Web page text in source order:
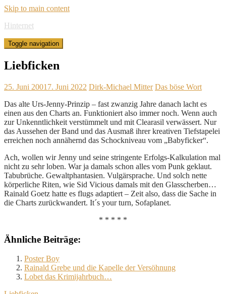
Skip to main content
Hinternet
Toggle navigation
Liebficken
25. Juni 2001 7. Juni 2022 Dirk-Michael Mitter Das böse Wort
Das alte Urs-Jenny-Prinzip – fast zwanzig Jahre danach lacht es
einen aus den Charts an. Funktioniert also immer noch. Wenn auch
zur Unkenntlichkeit verstümmelt und mit Clearasil verwässert. Nur
das Aussehen der Band und das Ausmaß ihrer kreativen Tiefstapelei
erreichen noch annähernd das Schockniveau vom „Babyficker“.
Ach, wollen wir Jenny und seine stringente Erfolgs-Kalkulation mal
nicht zu sehr loben. War ja damals schon alles vom Punk geklaut.
Tabubrüche. Gewaltphantasien. Vulgärsprache. Und solch nette
körperliche Riten, wie Sid Vicious damals mit den Glasscherben…
Rainald Goetz hatte es flugs adaptiert – Zeit also, dass die Sache in
die Charts zurückwandert. It´s your turn, Sofaplanet.
* * * * *
Ähnliche Beiträge:
Poster Boy
Rainald Grebe und die Kapelle der Versöhnung
Lobet das Krimijahrbuch…